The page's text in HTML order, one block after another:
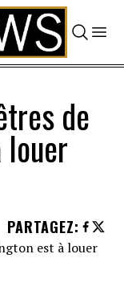
de
PARTAGEZ: